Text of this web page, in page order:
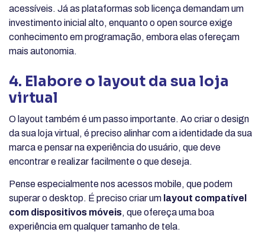
acessíveis. Já as plataformas sob licença demandam um
investimento inicial alto, enquanto o open source exige
conhecimento em programação, embora elas ofereçam
mais autonomia.
4. Elabore o layout da sua loja
virtual
O layout também é um passo importante. Ao criar o design
da sua loja virtual, é preciso alinhar com a identidade da sua
marca e pensar na experiência do usuário, que deve
encontrar e realizar facilmente o que deseja.
Pense especialmente nos acessos mobile, que podem
superar o desktop. É preciso criar um layout compatível
com dispositivos móveis, que ofereça uma boa
experiência em qualquer tamanho de tela.